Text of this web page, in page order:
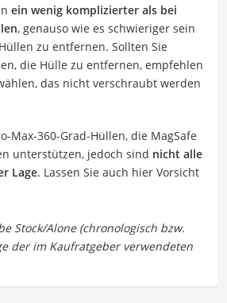
ein wenig komplizierter als bei
, genauso wie es schwieriger sein
zu entfernen. Sollten Sie
die Hülle zu entfernen, empfehlen
das nicht verschraubt werden
Max-360-Grad-Hüllen, die MagSafe
unterstützen, jedoch sind nicht alle
Lage. Lassen Sie auch hier Vorsicht